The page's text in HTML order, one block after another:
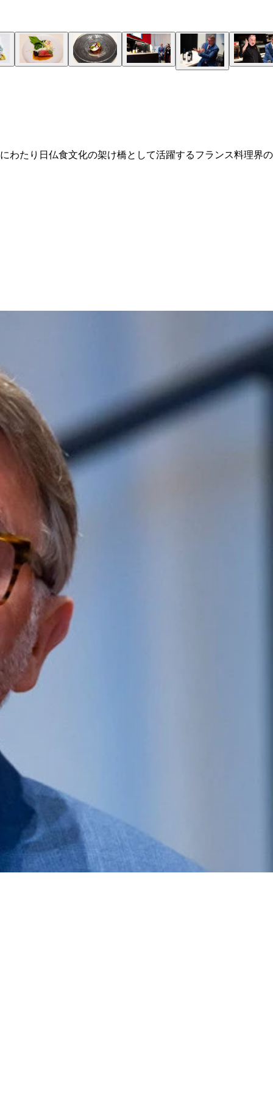
わたり日仏食文化の架け橋として活躍するフランス料理界の